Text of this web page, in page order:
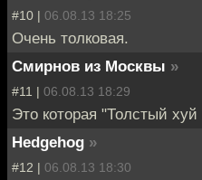
#10 | 06.08.13 18:25
Очень толковая.
Смирнов из Москвы »
#11 | 06.08.13 18:29
Это которая "Толстый
Hedgehog »
#12 | 06.08.13 18:30